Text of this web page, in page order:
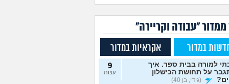
ממדור "עבודה וקריירה"
במדור אקראיות במדור
למורה בבית ספר. איך
על תחושת הכישלון
(גידי, בן 40)
9
עצות